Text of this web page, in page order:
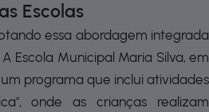
Escolas
essa abordagem integrada
Escola Municipal Maria Silva, em
programa que inclui atividades
onde as crianças realizam